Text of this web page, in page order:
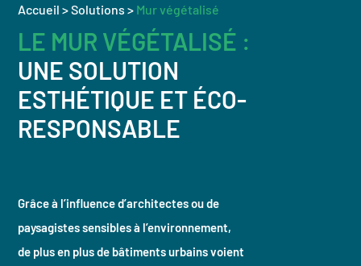
Accueil >Solutions > Mur végétalisé
LE MUR VÉGÉTALISÉ :
UNE SOLUTION
ESTHÉTIQUE ET ÉCO-
RESPONSABLE
Grâce à l’influence d’architectes ou de
paysagistes sensibles à l’environnement,
de plus en plus de bâtiments urbains voient